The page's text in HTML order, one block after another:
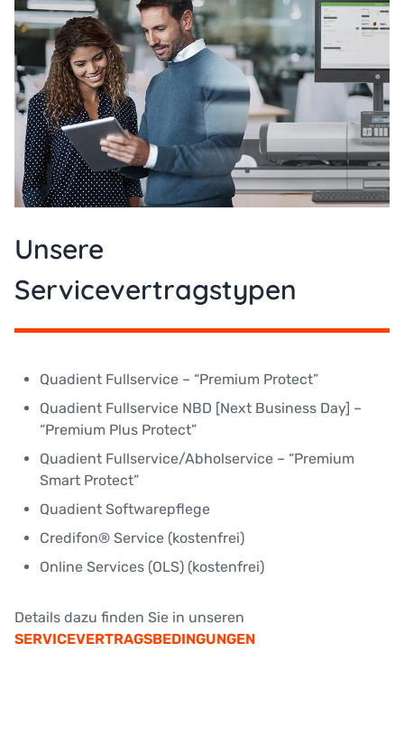
Unsere
Servicevertragstypen
Quadient Fullservice – “Premium Protect”
Quadient Fullservice NBD [Next Business Day] –
“Premium Plus Protect”
Quadient Fullservice/Abholservice – “Premium
Smart Protect”
Quadient Softwarepflege
Credifon® Service (kostenfrei)
Online Services (OLS) (kostenfrei)
Details dazu finden Sie in unseren
SERVICEVERTRAGSBEDINGUNGEN